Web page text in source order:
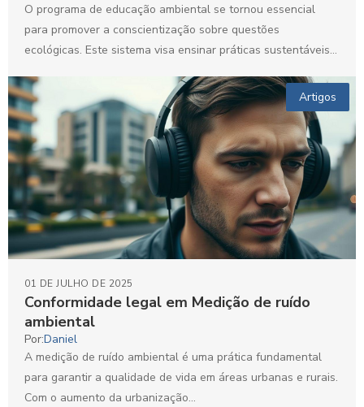
O programa de educação ambiental se tornou essencial
para promover a conscientização sobre questões
ecológicas. Este sistema visa ensinar práticas sustentáveis e
Artigos
Conformidade legal em Medição de ruído
ambiental
01 DE JULHO DE 2025
Por:Daniel
A medição de ruído ambiental é uma prática fundamental
para garantir a qualidade de vida em áreas urbanas e rurais.
Com o aumento da urbanização...